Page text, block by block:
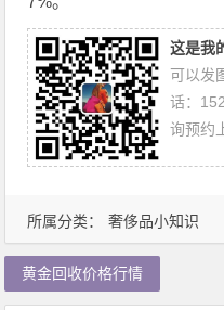
所属分类： 奢侈品小知识
这是我
可以发
话：
询预约
黄金回收价格行情